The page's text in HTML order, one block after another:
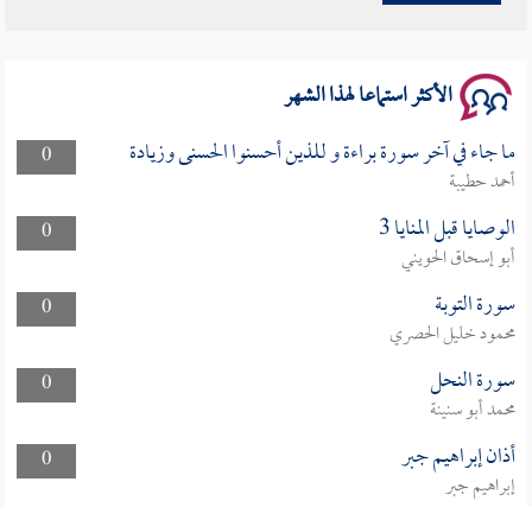
الأكثر استماعا لهذا الشهر
0 ما جاء في آخر سورة براءة و للذين أحسنوا الحسنى وزيادة
أحمد حطيبة
0
الوصايا قبل المنايا 3
أبو إسحاق الحويني
0
سورة التوبة
محمود خليل الحصري
0
سورة النحل
محمد أبو سنينة
0
أذان إبراهيم جبر
إبراهيم جبر